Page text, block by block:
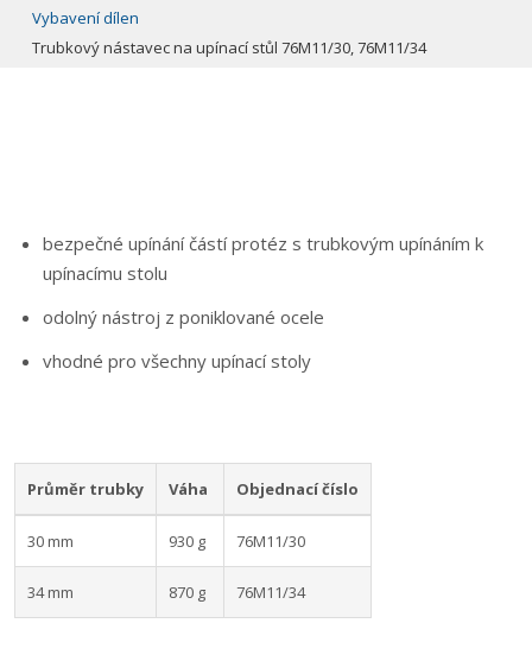
Vybavení dílen
Trubkový nástavec na upínací stůl 76M11/30, 76M11/34
bezpečné upínání částí protéz s trubkovým upínáním k
upínacímu stolu
odolný nástroj z poniklované ocele
vhodné pro všechny upínací stoly
Průměr trubky Váha Objednací číslo
30 mm 930 g 76M11/30
34 mm 870 g 76M11/34